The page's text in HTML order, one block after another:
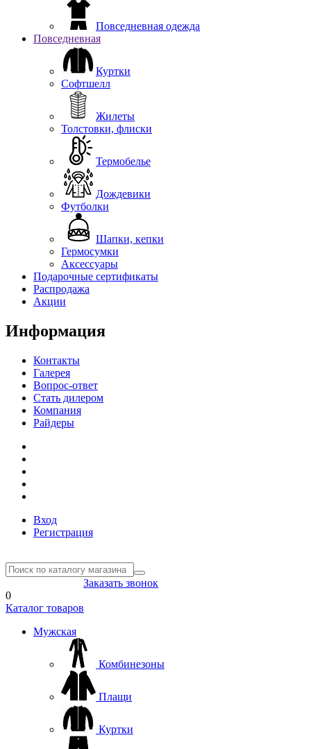
Повседневная одежда
Повседневная
Куртки
Софтшелл
Жилеты
Толстовки, флиски
Термобелье
Дождевики
Футболки
Шапки, кепки
Гермосумки
Аксессуары
Подарочные сертификаты
Распродажа
Акции
Информация
Контакты
Галерея
Вопрос-ответ
Стать дилером
Компания
Райдеры
Вход
Регистрация
Заказать звонок
0
Каталог товаров
Мужская
Комбинезоны
Плащи
Куртки